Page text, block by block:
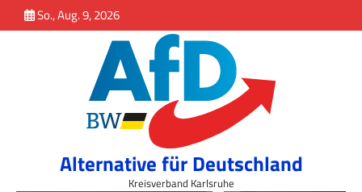
springen
to
So., Aug. 9, 2026
Alternative für Deutschland
Kreisverband Karlsruhe